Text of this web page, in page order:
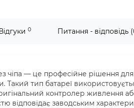
0 Питання - відповідь
чіпа — це професійне рішення
Такий тип батареї
контролер живлення
відповідає заводським